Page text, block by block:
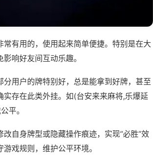
有用的，使用起来简单便捷。特别是在大
响好友间互动乐趣。
用户的牌特别好，总是能拿到好牌，甚至
存在此类外挂。如(台安来来麻将,乐爆延
平。
自身牌型或隐藏操作痕迹，实现“必胜”效
戏规则，维护公平环境。